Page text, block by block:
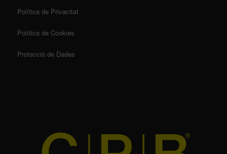
Política de Privacitat
Política de Cookies
Protecció de Dades